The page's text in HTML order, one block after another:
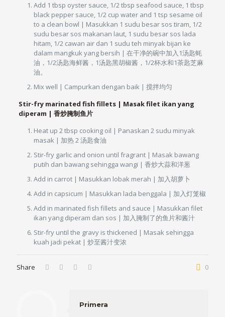
Add 1 tbsp oyster sauce, 1/2 tbsp seafood sauce, 1 tbsp
black pepper sauce, 1/2 cup water and 1 tsp sesame oil
to a clean bowl | Masukkan 1 sudu besar sos tiram, 1/2
sudu besar sos makanan laut, 1 sudu besar sos lada
hitam, 1/2 cawan air dan 1 sudu teh minyak bijan ke
dalam mangkuk yang bersih | 在干净的碗中加入1汤匙蚝
油，1/2汤匙海鲜酱，1汤匙黑胡椒酱，1/2杯水和1茶匙芝麻
油。
Mix well | Campurkan dengan baik | 搅拌均匀
Stir-fry marinated fish fillets | Masak filet ikan yang
diperam | 香炒腌制鱼片
Heat up 2 tbsp cooking oil | Panaskan 2 sudu minyak
masak | 加热 2 汤匙食油
Stir-fry garlic and onion until fragrant | Masak bawang
putih dan bawang sehingga wangi | 香炒大蒜和洋葱
Add in carrot | Masukkan lobak merah | 加入胡萝卜
Add in capsicum | Masukkan lada benggala | 加入灯笼椒
Add in marinated fish fillets and sauce | Masukkan filet
ikan yang diperam dan sos | 加入腌制了的鱼片和酱汁
Stir-fry until the gravy is thickened | Masak sehingga
kuah jadi pekat | 炒至酱汁变浓
Share 0
Primera